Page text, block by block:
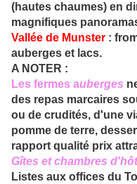
(hautes chaumes) en
magnifiques
Vallée de Munster :
auberges et lacs.
A NOTER :
Les fermes auberges
des repas marcaires
ou de crudités, d'une
pomme de terre,
rapport qualité prix
Gîtes et chambres
Listes aux offices du